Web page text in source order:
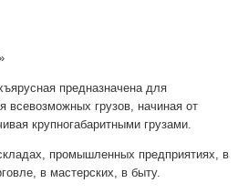
предназначена для
всевозможных грузов, начиная от
крупногабаритными грузами.
промышленных предприятиях, в
в мастерских, в быту.